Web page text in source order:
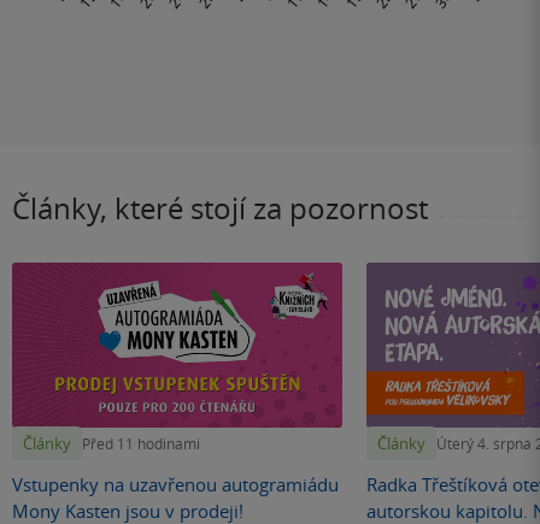
Články, které stojí za pozornost
Články Před 11 hodinami
Vstupenky na uzavřenou autogramiádu
Mony Kasten jsou v prodeji!
Články Úterý 4. srpna
Radka Třeštíková
autorskou kapitolu.